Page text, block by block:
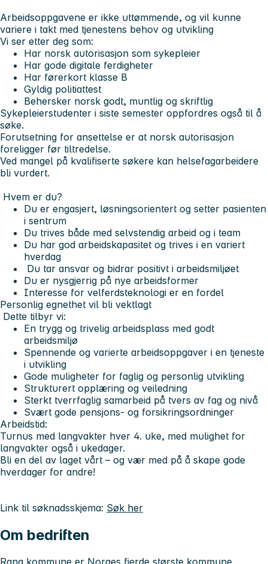
Arbeidsoppgavene er ikke uttømmende, og vil kunne
variere i takt med tjenestens behov og utvikling
Vi ser etter deg som:
Har norsk autorisasjon som sykepleier
Har gode digitale ferdigheter
Har førerkort klasse B
Gyldig politiattest
Behersker norsk godt, muntlig og skriftlig
Sykepleierstudenter i siste semester oppfordres også til å
søke.
Forutsetning for ansettelse er at norsk autorisasjon
foreligger før tiltredelse.
Ved mangel på kvalifiserte søkere kan helsefagarbeidere
bli vurdert.
Hvem er du?
Du er engasjert, løsningsorientert og setter pasienten
i sentrum
Du trives både med selvstendig arbeid og i team
Du har god arbeidskapasitet og trives i en variert
hverdag
Du tar ansvar og bidrar positivt i arbeidsmiljøet
Du er nysgjerrig på nye arbeidsformer
Interesse for velferdsteknologi er en fordel
Personlig egnethet vil bli vektlagt
Dette tilbyr vi:
En trygg og trivelig arbeidsplass med godt
arbeidsmiljø
Spennende og varierte arbeidsoppgaver i en tjeneste
i utvikling
Gode muligheter for faglig og personlig utvikling
Strukturert opplæring og veiledning
Sterkt tverrfaglig samarbeid på tvers av fag og nivå
Svært gode pensjons- og forsikringsordninger
Arbeidstid:
Turnus med langvakter hver 4. uke, med mulighet for
langvakter også i ukedager.
Bli en del av laget vårt – og vær med på å skape gode
hverdager for andre!
Link til søknadsskjema: Søk her
Om bedriften
Rana kommune er Norges fjerde største kommune.